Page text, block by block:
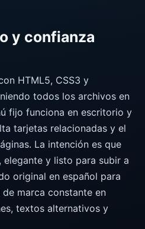
y confianza
HTML5, CSS3 y
todos los archivos en
fijo funciona en escritorio y
tarjetas relacionadas y el
La intención es que
y listo para subir a
original en español para
marca constante en
textos alternativos y